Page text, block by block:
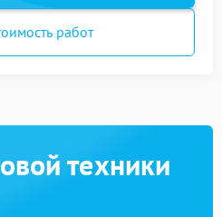
работ
техники